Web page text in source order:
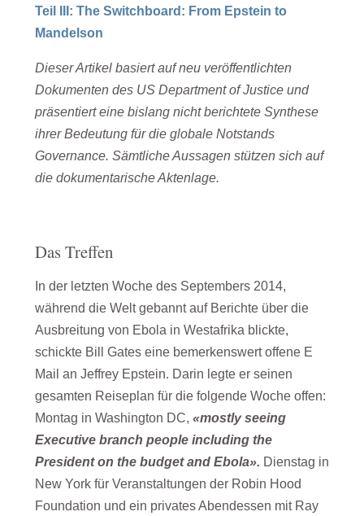
Teil III: The Switchboard: From Epstein to
Mandelson
Dieser Artikel basiert auf neu veröffentlichten
Dokumenten des US Department of Justice und
präsentiert eine bislang nicht berichtete Synthese
ihrer Bedeutung für die globale Notstands
Governance. Sämtliche Aussagen stützen sich auf
die dokumentarische Aktenlage.
Das Treffen
In der letzten Woche des Septembers 2014,
während die Welt gebannt auf Berichte über die
Ausbreitung von Ebola in Westafrika blickte,
schickte Bill Gates eine bemerkenswert offene E
Mail an Jeffrey Epstein. Darin legte er seinen
gesamten Reiseplan für die folgende Woche offen:
Montag in Washington DC, «mostly seeing
Executive branch people including the
President on the budget and Ebola». Dienstag in
New York für Veranstaltungen der Robin Hood
Foundation und ein privates Abendessen mit Ray